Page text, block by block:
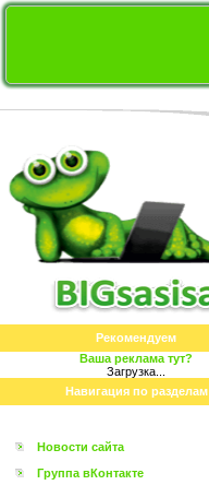
Рекомендуем
Ваша реклама тут?
Загрузка...
Навигация по разделам
Новости сайта
Группа вКонтакте